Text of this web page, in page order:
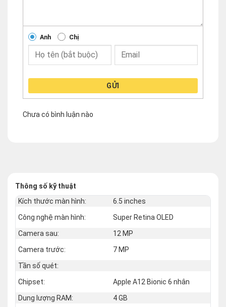
Anh Chị
GỬI
Chưa có bình luận nào
Thông số kỹ thuật
Kích thước màn hình:
6.5 inches
Công nghệ màn hình:
Super Retina OLED
Camera sau:
12 MP
Camera trước:
7 MP
Tần số quét:
Chipset:
Apple A12 Bionic 6 nhân
Dung lượng RAM:
4 GB